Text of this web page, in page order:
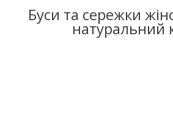
Буси та сережки
натуральний